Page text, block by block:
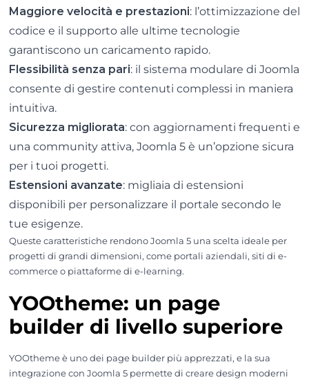
Maggiore velocità e prestazioni: l’ottimizzazione del
codice e il supporto alle ultime tecnologie
garantiscono un caricamento rapido.
Flessibilità senza pari: il sistema modulare di Joomla
consente di gestire contenuti complessi in maniera
intuitiva.
Sicurezza migliorata: con aggiornamenti frequenti e
una community attiva, Joomla 5 è un’opzione sicura
per i tuoi progetti.
Estensioni avanzate: migliaia di estensioni
disponibili per personalizzare il portale secondo le
tue esigenze.
Queste caratteristiche rendono Joomla 5 una scelta ideale per
progetti di grandi dimensioni, come portali aziendali, siti di e-
commerce o piattaforme di e-learning.
YOOtheme: un page
builder di livello superiore
YOOtheme è uno dei page builder più apprezzati, e la sua
integrazione con Joomla 5 permette di creare design moderni